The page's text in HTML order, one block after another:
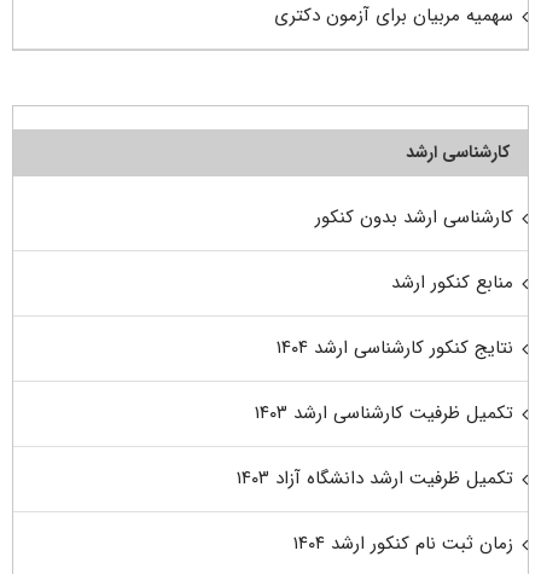
سهمیه مربیان برای آزمون دکتری
کارشناسی ارشد
کارشناسی ارشد بدون کنکور
منابع کنکور ارشد
نتایج کنکور کارشناسی ارشد ۱۴۰۴
تکمیل ظرفیت کارشناسی ارشد ۱۴۰۳
تکمیل ظرفیت ارشد دانشگاه آزاد ۱۴۰۳
زمان ثبت نام کنکور ارشد ۱۴۰۴